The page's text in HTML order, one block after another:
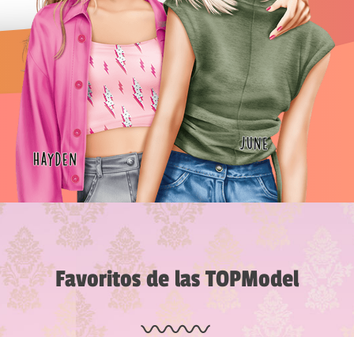
Favoritos de las TOPModel